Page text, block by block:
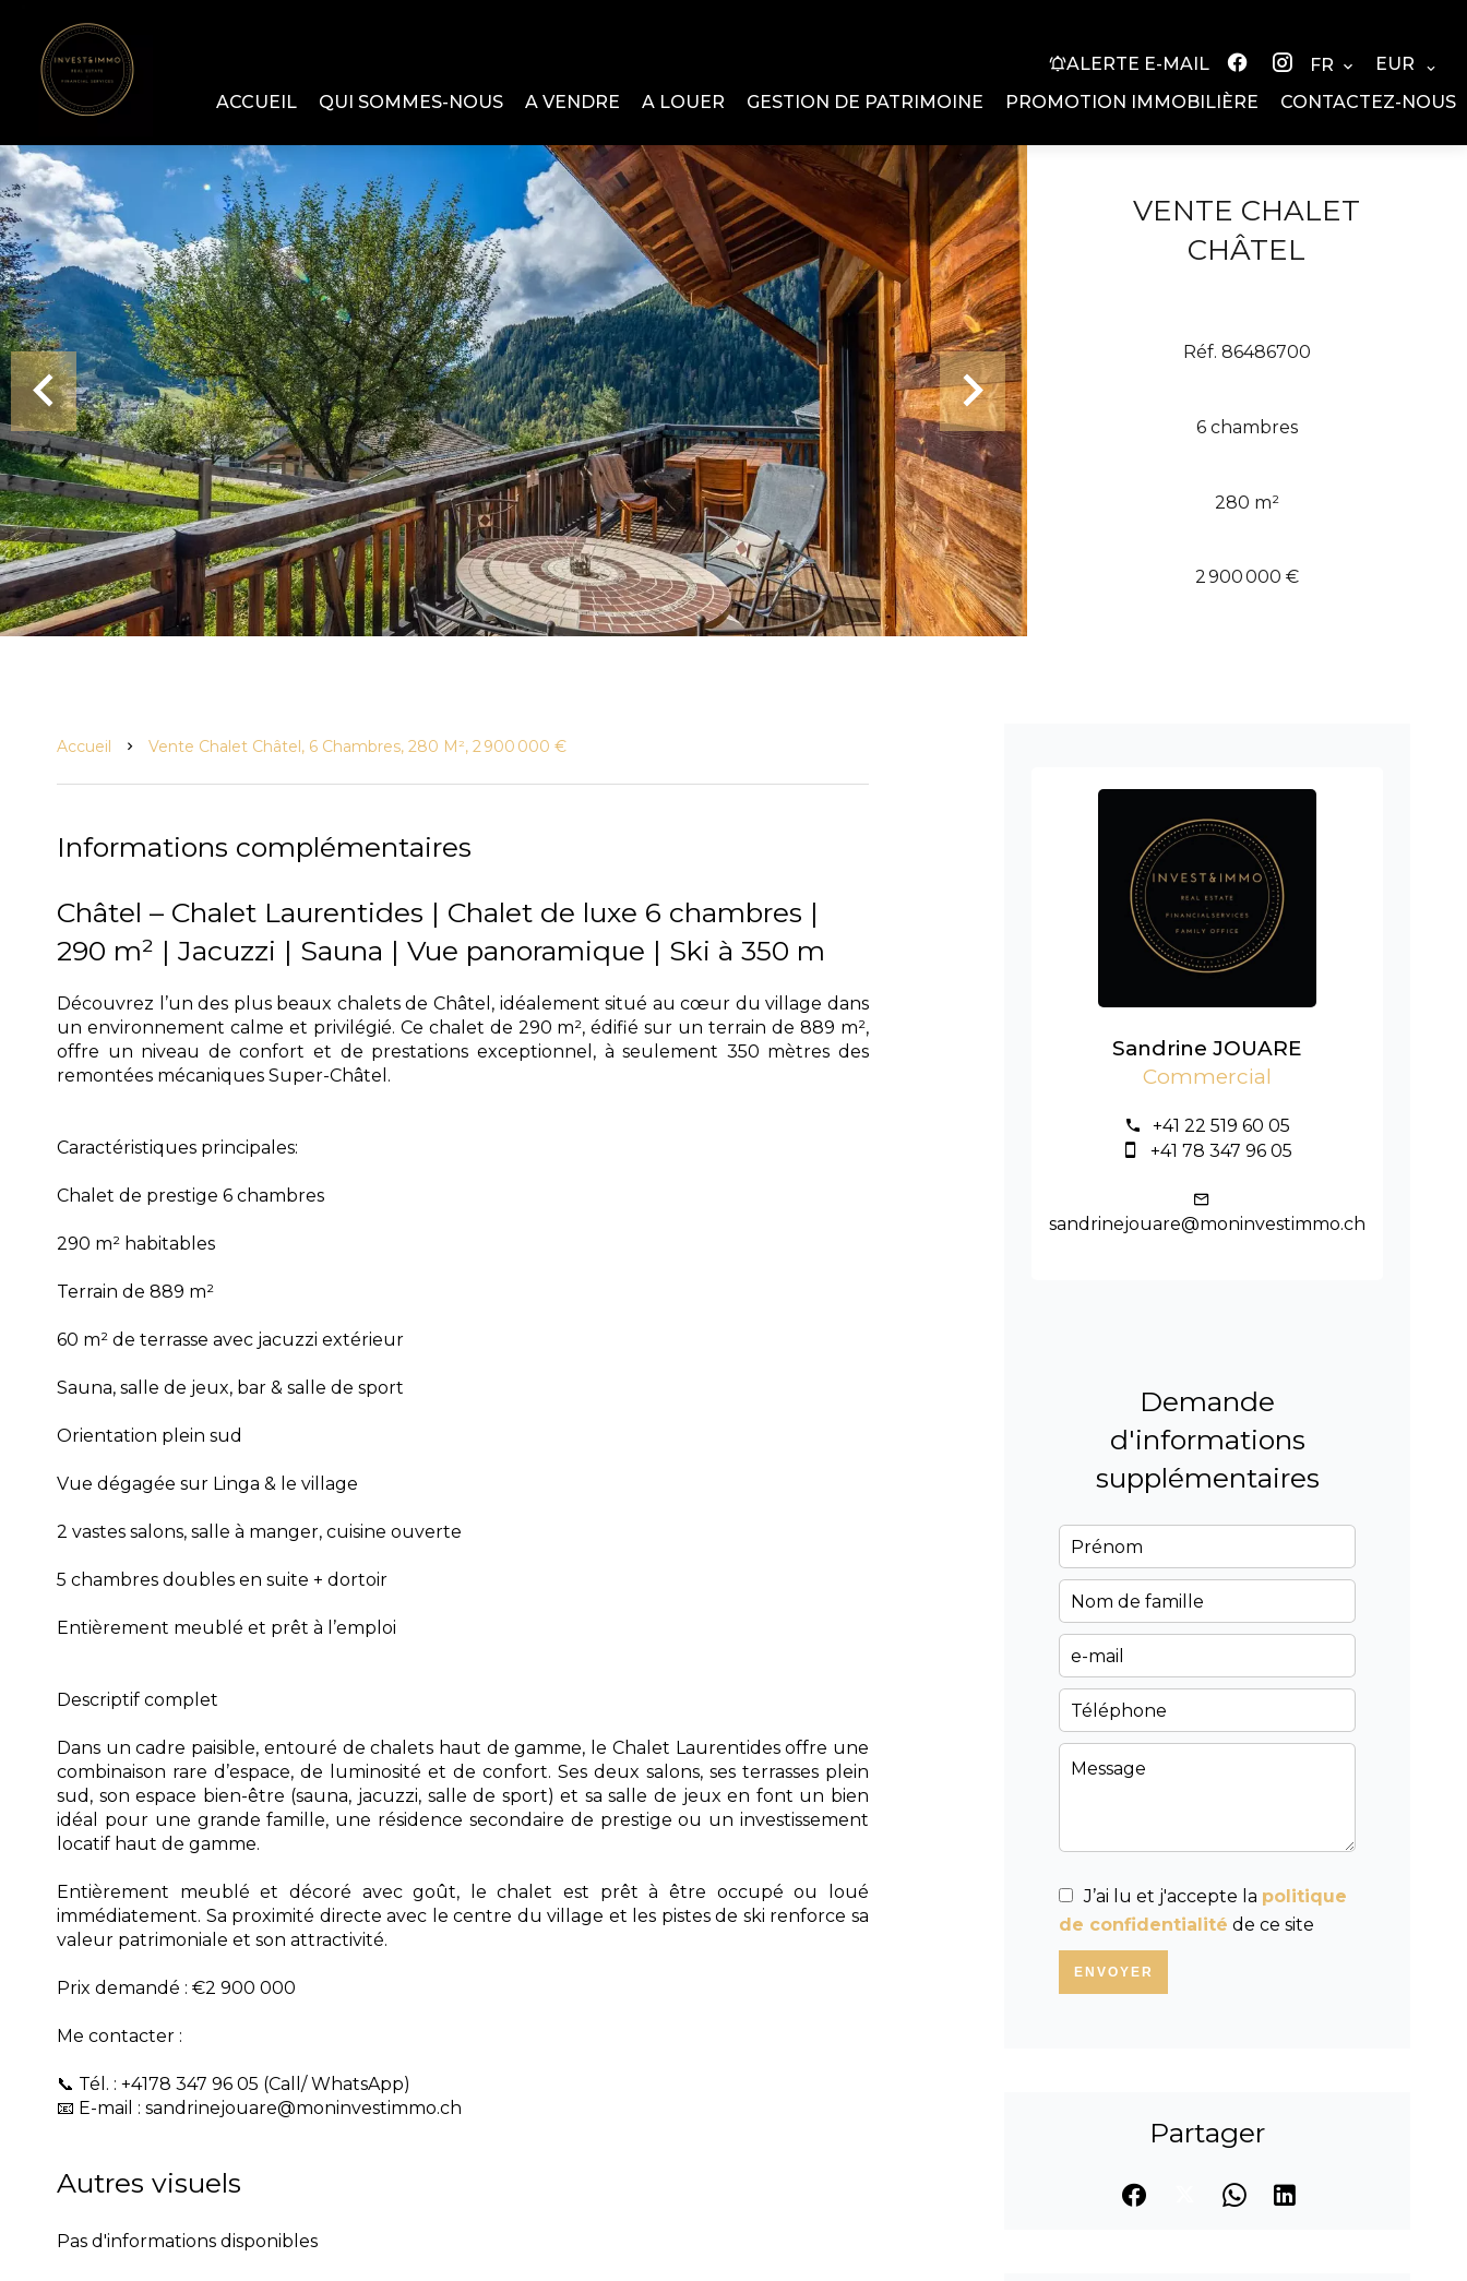
ALERTE E-MAIL FR
EUR
ACCUEIL
QUI SOMMES-NOUS A VENDRE A LOUER GESTION DE PATRIMOINE PROMOTION IMMOBILIÈRE CONTACTEZ-NOUS
VENTE CHALET
CHÂTEL
Réf. 86486700
6 chambres
280 m²
2 900 000 €
Accueil Vente Chalet Châtel, 6 Chambres, 280 M², 2 900 000 €
Informations complémentaires
Châtel – Chalet Laurentides | Chalet de luxe 6 chambres |
290 m² | Jacuzzi | Sauna | Vue panoramique | Ski à 350 m
Découvrez l’un des plus beaux chalets de Châtel, idéalement situé au cœur du village dans
un environnement calme et privilégié. Ce chalet de 290 m², édifié sur un terrain de 889 m²,
offre un niveau de confort et de prestations exceptionnel, à seulement 350 mètres des
remontées mécaniques Super-Châtel.
Caractéristiques principales:
Chalet de prestige 6 chambres
290 m² habitables
Terrain de 889 m²
60 m² de terrasse avec jacuzzi extérieur
Sauna, salle de jeux, bar & salle de sport
Orientation plein sud
Vue dégagée sur Linga & le village
2 vastes salons, salle à manger, cuisine ouverte
5 chambres doubles en suite + dortoir
Entièrement meublé et prêt à l’emploi
Descriptif complet
Dans un cadre paisible, entouré de chalets haut de gamme, le Chalet Laurentides offre une
combinaison rare d’espace, de luminosité et de confort. Ses deux salons, ses terrasses plein
sud, son espace bien-être (sauna, jacuzzi, salle de sport) et sa salle de jeux en font un bien
idéal pour une grande famille, une résidence secondaire de prestige ou un investissement
locatif haut de gamme.
Entièrement meublé et décoré avec goût, le chalet est prêt à être occupé ou loué
immédiatement. Sa proximité directe avec le centre du village et les pistes de ski renforce sa
valeur patrimoniale et son attractivité.
Prix demandé : €2 900 000
Me contacter :
📞 Tél. : +4178 347 96 05 (Call/ WhatsApp)
📧 E-mail : sandrinejouare@moninvestimmo.ch
Autres visuels
Pas d'informations disponibles
Sandrine JOUARE
Commercial
+41 22 519 60 05
+41 78 347 96 05
sandrinejouare@moninvestimmo.ch
Demande
d'informations
supplémentaires
J’ai lu et j'accepte la politique
de confidentialité de ce site
ENVOYER
Partager